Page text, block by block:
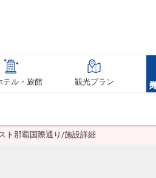
テル・旅館 観光プラン
ト那覇国際通り/施設詳細